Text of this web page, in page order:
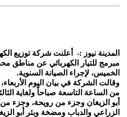
المدينة نيوز :- أعلنت شركة توزيع
مبرمج للتيار الكهربائي عن مناطق
الخميس، لإجراء الصيانة السنوية.
وقالت الشركة في بيان اليوم
من الساعة التاسعة صباحاً ولغاية
أبو الزيغان وجزء من رويحة، وجزء
الزراعي والدباب ومضخة وبئر أبو